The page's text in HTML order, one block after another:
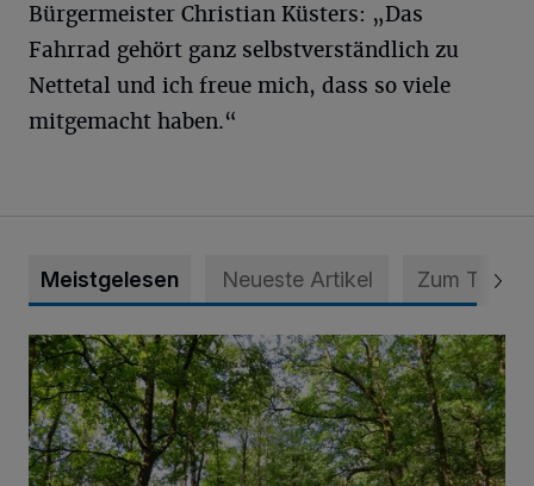
Bürgermeister Christian Küsters: „Das
Fahrrad gehört ganz selbstverständlich zu
Nettetal und ich freue mich, dass so viele
mitgemacht haben.“
Meistgelesen Neueste Artikel Zum Thema
Sommertour durch Naturpark